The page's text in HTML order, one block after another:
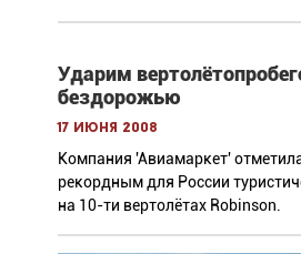
Ударим
бездорожью
17 июня 2008
Компания 'Авиамаркет'
рекордным для России
на 10-ти вертолётах Robinson.